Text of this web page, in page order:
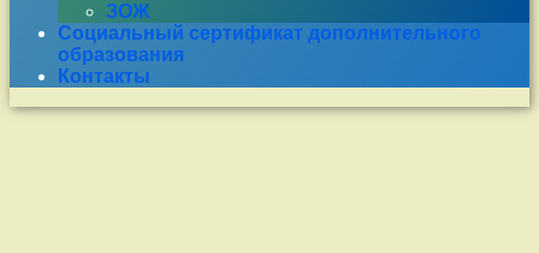
ЗОЖ
Социальный сертификат дополнительного
образования
Контакты